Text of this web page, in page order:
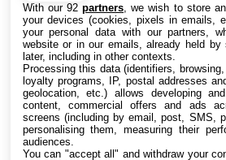
Les données personnelles
nom, le prénom et les données de
identifiants et mots de passe, ainsi
choisis par l’organisateur
apparaissent dans le formulaire
évènement.
Ces données à caractère
With our 92partners , we wish to store
your devices (cookies, pixels in emails,
your personal data with our partners,
website or in our emails, already held
later, including in other contexts.
Processing this data (identifiers,
loyalty programs, IP, postal addresses
geolocation, etc.) allows developing
content, commercial offers and ads
screens (including by email, post, SMS,
personalising them, measuring their
audiences.
You can "accept all" and withdraw your